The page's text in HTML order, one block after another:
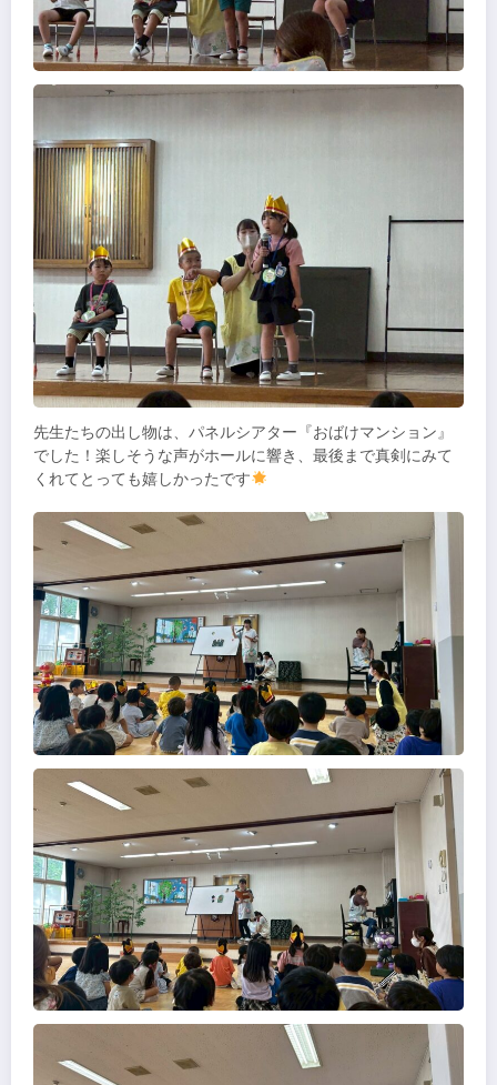
先生たちの出し物は、パネルシアター『おばけマンション』
でした！楽しそうな声がホールに響き、最後まで真剣にみて
くれてとっても嬉しかったです